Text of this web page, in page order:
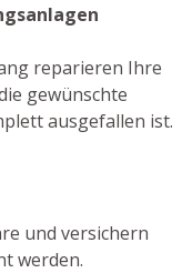
reparieren Ihre
gewünschte
ausgefallen ist.
und versichern
werden.